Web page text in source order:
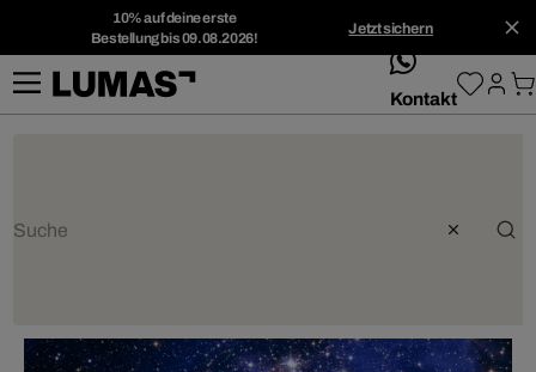
10% auf deine erste
Bestellung bis 09.08.2026!
Jetzt sichern
whatsApp
Kontakt